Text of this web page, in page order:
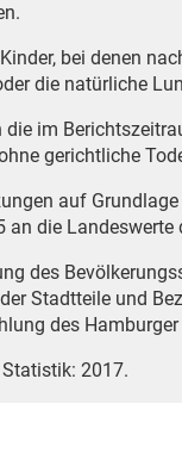
bei denen
die natürliche
im
gerichtliche
auf
an die
des
Stadtteile und
des
2017.